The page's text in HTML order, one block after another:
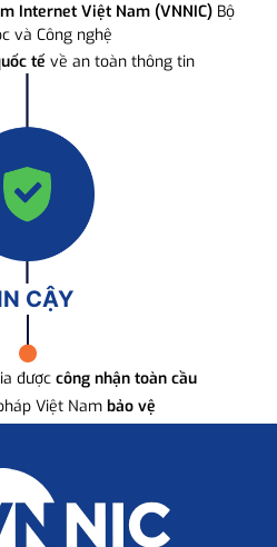
Internet Việt Nam (VNNIC) Bộ
và Công nghệ
tế về an toàn thông tin
CẬY
được công nhận toàn cầu
Việt Nam bảo vệ